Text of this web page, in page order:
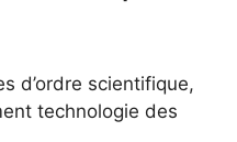
d’ordre scientifique,
technologie des